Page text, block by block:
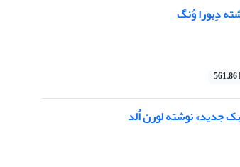
دِبورا وُنگ
جدید» نوشته لورن اُلد